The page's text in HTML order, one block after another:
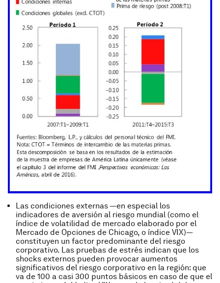
Las condiciones externas —en especial los
indicadores de aversión al riesgo mundial (como el
índice de volatilidad de mercado elaborado por el
Mercado de Opciones de Chicago, o índice VIX)—
constituyen un factor predominante del riesgo
corporativo. Las pruebas de estrés indican que los
shocks externos pueden provocar aumentos
significativos del riesgo corporativo en la región: que
va de 100 a casi 300 puntos básicos en caso de que el